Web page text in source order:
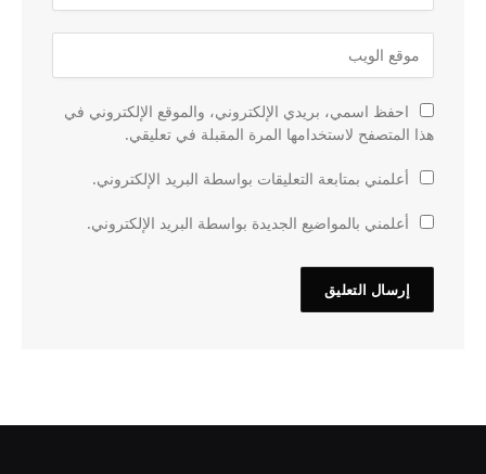
احفظ اسمي، بريدي الإلكتروني، والموقع الإلكتروني في
هذا المتصفح لاستخدامها المرة المقبلة في تعليقي.
أعلمني بمتابعة التعليقات بواسطة البريد الإلكتروني.
أعلمني بالمواضيع الجديدة بواسطة البريد الإلكتروني.